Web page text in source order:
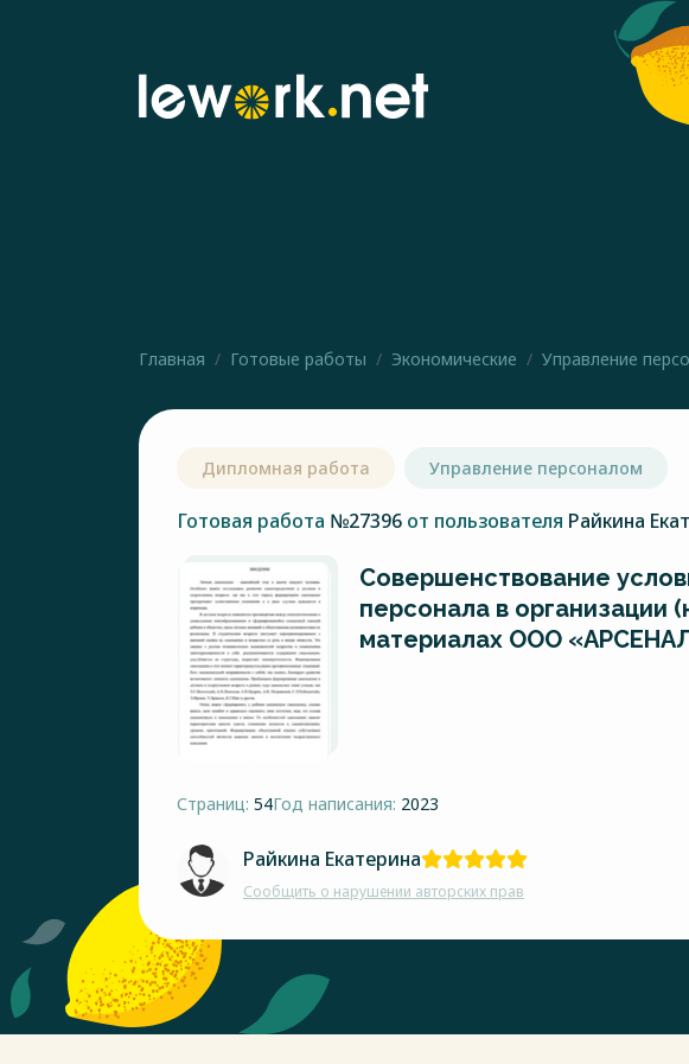
Главная Готовые работы Экономические Управление
Дипломная работа Управление персоналом
Готовая работа №27396 от пользователя Райкина
Совершенствование
персонала в организации
материалах ООО
Страниц: 54Год написания: 2023
Райкина Екатерина
Сообщить о нарушении авторских прав